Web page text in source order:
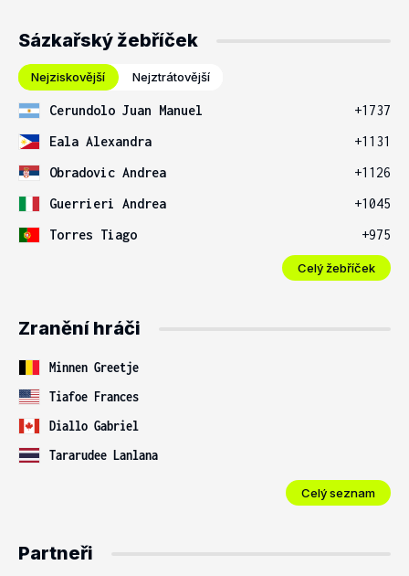
Sázkařský žebříček
Nejziskovější Nejztrátovější
Cerundolo Juan Manuel
+1737
Eala Alexandra
+1131
Obradovic Andrea
+1126
Guerrieri Andrea
+1045
Torres Tiago
+975
Celý žebříček
Zranění hráči
Minnen Greetje
Tiafoe Frances
Diallo Gabriel
Tararudee Lanlana
Celý seznam
Partneři